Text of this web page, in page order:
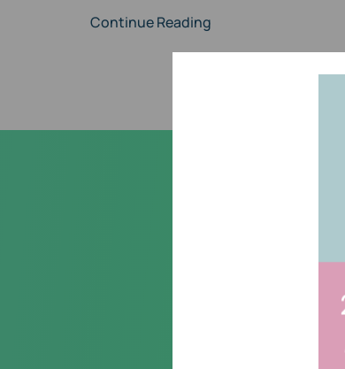
Continue Reading